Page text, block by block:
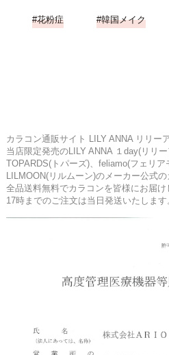
花粉症 韓国メイク
カラコン通販サイト LILY ANNA リリー
当店限定発売のLILY ANNA １day(リリ
TOPARDS(トパーズ)、feliamo(フェリア
LILMOON(リルムーン)のメーカー公式
全品送料無料でカラコンを皆様にお届け
17時までのご注文は当日発送いたします